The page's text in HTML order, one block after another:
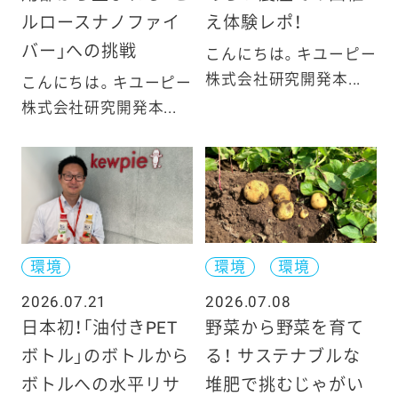
ルロースナノファイ
バー」への挑戦
こんにちは。キユーピー
株式会社研究開発本...
え体験レポ！
こんにちは。キユーピー
株式会社研究開発本...
環境
2026.07.21
日本初！「油付きPET
ボトル」のボトルから
ボトルへの水平リサ
環境
環境
2026.07.08
野菜から野菜を育て
る！ サステナブルな
堆肥で挑むじゃがい